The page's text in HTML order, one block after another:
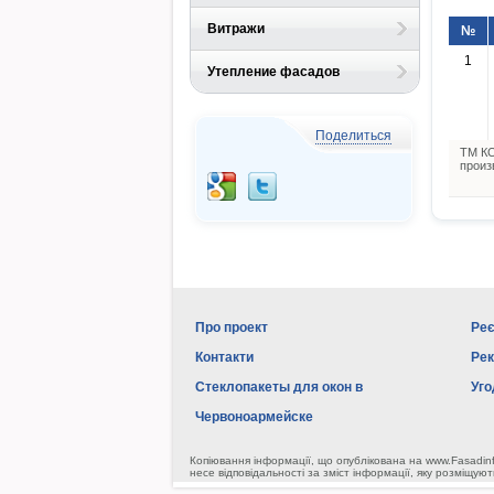
Витражи
Утепление фасадов
Поделиться
№
1
ТМ
Про проект
Контакти
Стеклопакеты для окон в
Червоноармейске
Копіювання інформації, що опублікована на
несе відповідальності за зміст інформації, яку